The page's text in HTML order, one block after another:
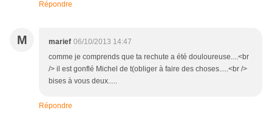
Répondre
M marief 06/10/2013 14:47
comme je comprends que ta rechute a été douloureuse....<br
/> il est gonflé Michel de t(obliger à faire des choses.....<br />
bises à vous deux.....
Répondre